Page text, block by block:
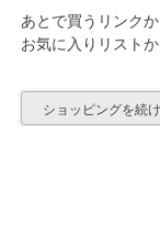
あとで買うリンク
お気に入りリスト
ショッピングを続